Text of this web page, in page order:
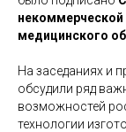
некоммерческой
медицинского
На заседаниях и
обсудили ряд
возможностей
технологии